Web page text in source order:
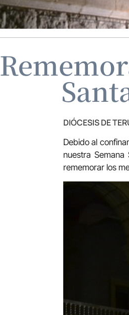
DIÓCESIS DE
Debido al
nuestra
rememorar los